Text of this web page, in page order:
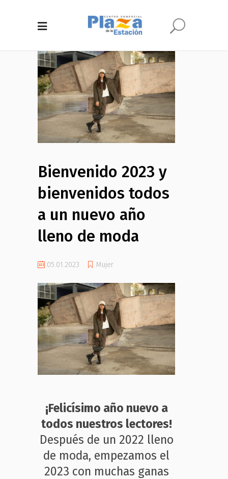
Bienvenido 2023 y
bienvenidos todos
a un nuevo año
lleno de moda
05.01.2023 Mujer
¡Felicísimo año nuevo a
todos nuestros lectores!
Después de un 2022 lleno
de moda, empezamos el
2023 con muchas ganas